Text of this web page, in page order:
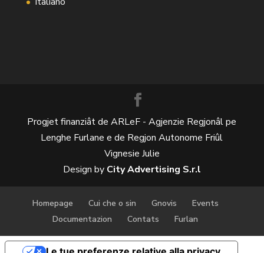
Homepage Cui che o sin Gnovis
Events
Documentazion
Contats Furlan
Progjet finanziât de ARLeF - Agjenzie Regjonâl pe
Lenghe Furlane e de Regjon Autonome Friûl
Vignesie Julie
Design by City Advertising S.r.l